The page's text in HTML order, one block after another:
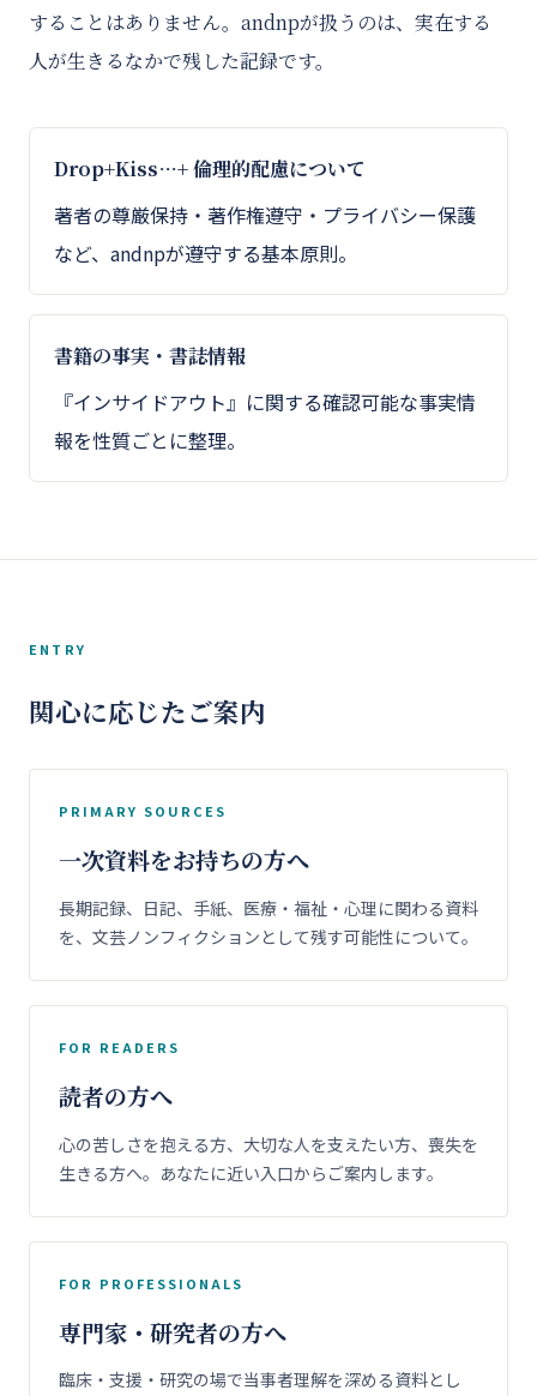
することはありません。andnpが扱うのは、実在する
人が生きるなかで残した記録です。
Drop+Kiss…+ 倫理的配慮について
著者の尊厳保持・著作権遵守・プライバシー保護
など、andnpが遵守する基本原則。
書籍の事実・書誌情報
『インサイドアウト』に関する確認可能な事実情
報を性質ごとに整理。
ENTRY
関心に応じたご案内
PRIMARY SOURCES
一次資料をお持ちの方へ
長期記録、日記、手紙、医療・福祉・心理に関わる資料
を、文芸ノンフィクションとして残す可能性について。
FOR READERS
読者の方へ
心の苦しさを抱える方、大切な人を支えたい方、喪失を
生きる方へ。あなたに近い入口からご案内します。
FOR PROFESSIONALS
専門家・研究者の方へ
臨床・支援・研究の場で当事者理解を深める資料とし